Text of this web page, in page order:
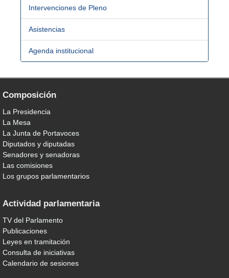
Intervenciones de Pleno
Asistencias
Agenda institucional
Composición
La Presidencia
La Mesa
La Junta de Portavoces
Diputados y diputadas
Senadores y senadoras
Las comisiones
Los grupos parlamentarios
Actividad parlamentaria
TV del Parlamento
Publicaciones
Leyes en tramitación
Consulta de iniciativas
Calendario de sesiones